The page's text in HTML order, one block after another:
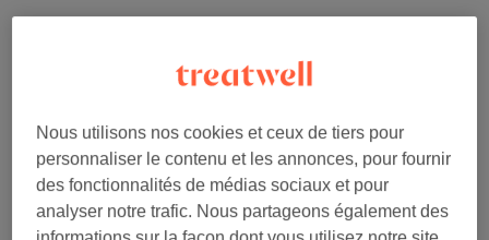
Lundi 10:00–20:30
Samedi
10:00–20:30
Dimanche
10:00–20:30
Yispa | Salon de Massage au 7 Rue Dragon, 13006
Nous utilisons nos cookies et ceux de tiers pour
personnaliser le contenu et les annonces, pour fournir
des fonctionnalités de médias sociaux et pour
analyser notre trafic. Nous partageons également des